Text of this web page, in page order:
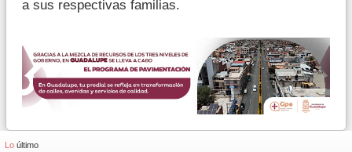
a sus respectivas familias.
Lo último